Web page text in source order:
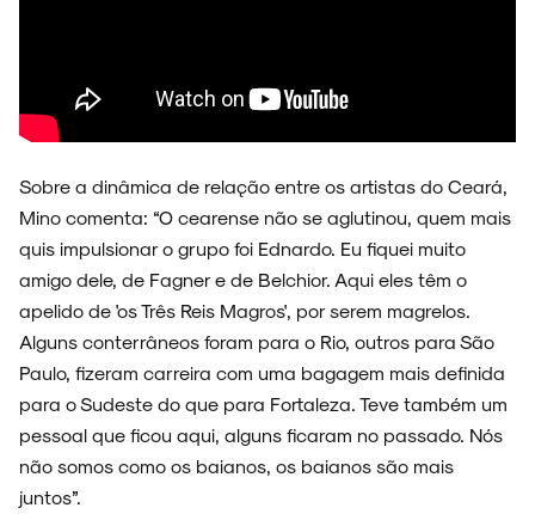
Sobre a dinâmica de relação entre os artistas do Ceará,
Mino comenta: “O cearense não se aglutinou, quem mais
quis impulsionar o grupo foi Ednardo. Eu fiquei muito
amigo dele, de Fagner e de Belchior. Aqui eles têm o
apelido de 'os Três Reis Magros', por serem magrelos.
Alguns conterrâneos foram para o Rio, outros para São
Paulo, fizeram carreira com uma bagagem mais definida
para o Sudeste do que para Fortaleza. Teve também um
pessoal que ficou aqui, alguns ficaram no passado. Nós
não somos como os baianos, os baianos são mais
juntos”.